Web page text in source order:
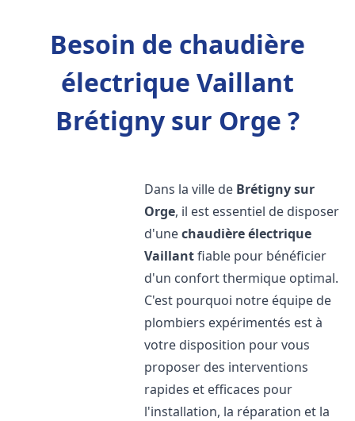
Besoin de chaudière
électrique Vaillant
Brétigny sur Orge ?
Dans la ville de Brétigny sur
Orge, il est essentiel de disposer
d'unechaudière électrique
Vaillantfiable pour bénéficier
d'un confort thermique optimal.
C'est pourquoi notre équipe de
plombiers expérimentés est à
votre disposition pour vous
proposer des interventions
rapides et efficaces pour
l'installation, la réparation et la